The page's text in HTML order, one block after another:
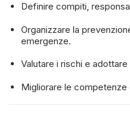
Definire compiti,
Organizzare la
emergenze.
Valutare i rischi e
Migliorare le